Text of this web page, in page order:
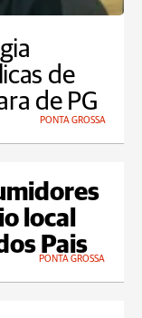
de
de PG
PONTA GROSSA
local
Pais
PONTA GROSSA